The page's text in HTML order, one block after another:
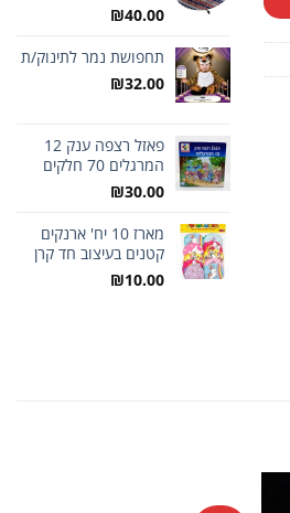
₪40.00
תחפושת נמר לתינוק/ת
₪32.00
פאזל רצפה ענק 12
המרגלים 70 חלקים
₪30.00
מארז 10 יח' ארנקים
קטנים בעיצוב חד קרן
₪10.00